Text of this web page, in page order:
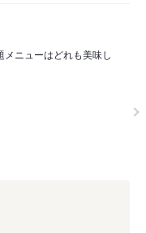
ニューはどれも美味し